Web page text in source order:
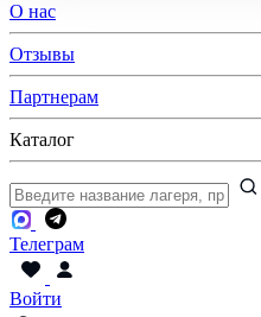
О нас
Отзывы
Партнерам
Каталог
Телеграм
Войти